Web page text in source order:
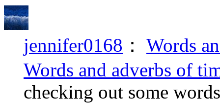
jennifer0168 ： Words
Words and adverbs of
checking out some